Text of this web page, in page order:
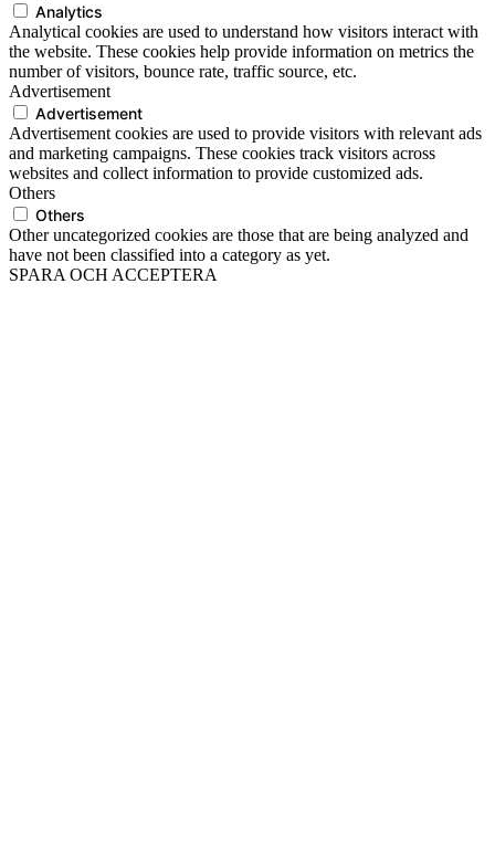
Analytics
Analytical cookies are used to understand how visitors interact with
the website. These cookies help provide information on metrics the
number of visitors, bounce rate, traffic source, etc.
Advertisement
Advertisement
Advertisement cookies are used to provide visitors with relevant ads
and marketing campaigns. These cookies track visitors across
websites and collect information to provide customized ads.
Others
Others
Other uncategorized cookies are those that are being analyzed and
have not been classified into a category as yet.
SPARA OCH ACCEPTERA